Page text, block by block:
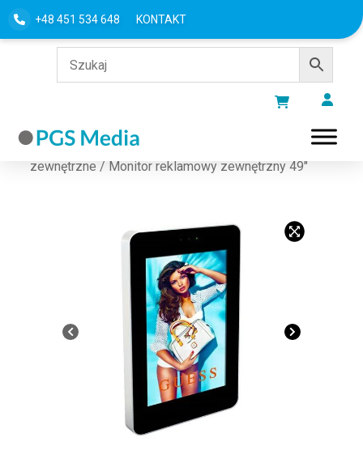
+48 451 534 648 KONTAKT
Strona główna/MONITORY I EKRANY
zewnętrzne / Monitor reklamowy zewnętrzny 49″